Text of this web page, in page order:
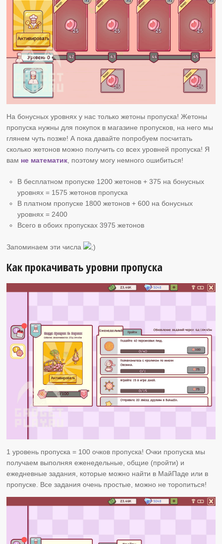
На бонусных уровнях у нас только жетоны пропуска! Жетоны
пропуска нужны для покупок в магазине пропусков, на него мы
глянем чуть позже! А пока давайте попробуем посчитать
сколько жетонов можно получить со всех уровней пропуска! Я
вам не математик , поэтому могу немного ошибиться!
В бесплатном пропуске 1200 жетонов + 375 на бонусных
уровнях = 1575 жетонов пропуска
В платном пропуске 1800 жетонов + 600 на бонусных
уровнях = 2400
Всего в обоих пропусках 3975 жетонов
Запоминаем эти числа
Как прокачивать уровни пропуска
1 уровень пропуска = 100 очков пропуска! Очки пропуска мы
получаем выполняя еженедельные, общие (пройти) и
ежедневные задания, которые можно найти в МайПаде или в
пропуске. Все задания очень простые, можно не торопиться!